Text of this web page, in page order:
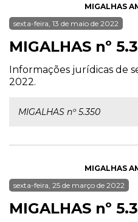
MIGALHAS
sexta-feira, 13 de maio de 2022
MIGALHAS nº
Informações jurídicas de
2022.
MIGALHAS nº 5.350
MIGALHAS
sexta-feira, 25 de março de 2022
MIGALHAS nº